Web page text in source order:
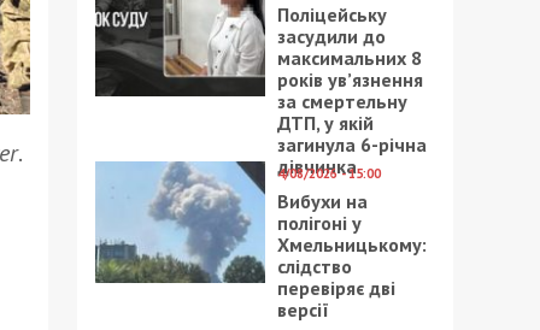
.
Поліцейську
засудили до
максимальних 8
років ув’язнення
за смертельну
ДТП, у якій
загинула 6-річна
дівчинка
4/08/2026 - 15:00
Вибухи на
полігоні у
Хмельницькому:
слідство
перевіряє дві
версії